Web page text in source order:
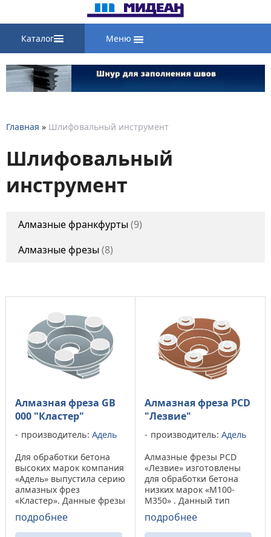
Каталог Меню
Главная » Шлифовальный инструмент
Шлифовальный
инструмент
Алмазные франкфурты 9
Алмазные фрезы 8
Алмазная фреза GB
000 "Кластер"
производитель: Адель
Для обработки бетона
высоких марок компания
«Адель» выпустила серию
алмазных фрез
«Кластер». Данные фрезы
способны обработать
сверхпрочные бетоны, в
добавок могут снимать
подробнее
Алмазная фреза PCD
"Лезвие"
производитель: Адель
Алмазные фрезы PCD
«Лезвие» изготовлены
для обработки бетона
низких марок «М100-
М350» . Данный тип
инструмента не подходит
для снятия полимерных
или эпоксидных
подробнее